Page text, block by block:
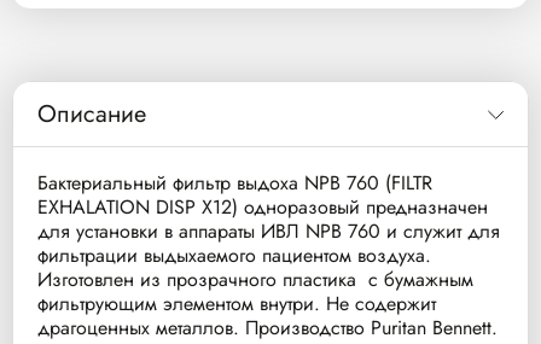
Описание
Бактериальный фильтр выдоха NPB 760 (FILTR
EXHALATION DISP X12) одноразовый предназначен
для установки в аппараты ИВЛ NPB 760 и служит для
фильтрации выдыхаемого пациентом воздуха.
Изготовлен из прозрачного пластика с бумажным
фильтрующим элементом внутри. Не содержит
драгоценных металлов. Производство Puritan Bennett.